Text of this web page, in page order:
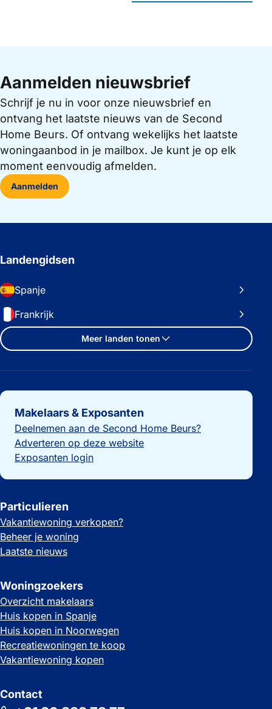
Aanmelden nieuwsbrief
Schrijf je nu in voor onze nieuwsbrief en
ontvang het laatste nieuws van de Second
Home Beurs. Of ontvang wekelijks het laatste
woningaanbod in je mailbox. Je kunt je op elk
moment eenvoudig afmelden.
Aanmelden
Landengidsen
Spanje
Frankrijk
Meer landen tonen
Belangrijke links
Makelaars & Exposanten
Deelnemen aan de Second Home Beurs?
Adverteren op deze website
Exposanten login
Particulieren
Vakantiewoning verkopen?
Beheer je woning
Laatste nieuws
Woningzoekers
Overzicht makelaars
Huis kopen in Spanje
Huis kopen in Noorwegen
Recreatiewoningen te koop
Vakantiewoning kopen
Contact